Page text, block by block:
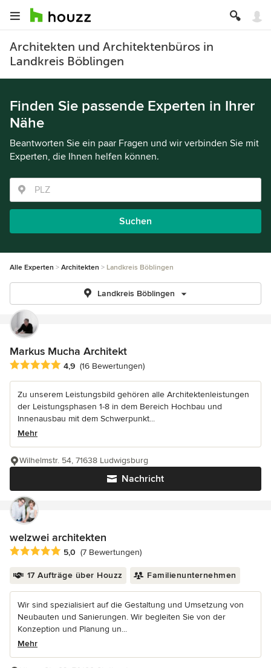
Architekten und Architektenbüros in
Landkreis Böblingen
Finden Sie passende Experten in Ihrer
Nähe
Beantworten Sie ein paar Fragen und wir verbinden Sie mit
Experten, die Ihnen helfen können.
Suchen
Alle Experten Architekten Landkreis Böblingen
Landkreis Böblingen
Markus Mucha Architekt
Durchschnittliche Bewertung: 4.9 von 5 Sternen
4,9 (16 Bewertungen)
Zu unserem Leistungsbild gehören alle Architektenleistungen
der Leistungsphasen 1-8 in dem Bereich Hochbau und
Innenausbau mit dem Schwerpunkt...
Mehr
Nachricht
Wilhelmstr. 54, 71638 Ludwigsburg
welzwei architekten
Durchschnittliche Bewertung: 5 von 5 Sternen
5,0 (7 Bewertungen)
17 Aufträge über Houzz Familienunternehmen
Wir sind spezialisiert auf die Gestaltung und Umsetzung von
Neubauten und Sanierungen. Wir begleiten Sie von der
Konzeption und Planung un...
Mehr